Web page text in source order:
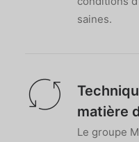
saines.
matière
Le groupe